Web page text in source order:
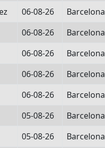
06-08-26 Barcelona
06-08-26 Barcelona
06-08-26 Barcelona
06-08-26 Barcelona
06-08-26 Barcelona
05-08-26 Barcelona
05-08-26 Barcelona